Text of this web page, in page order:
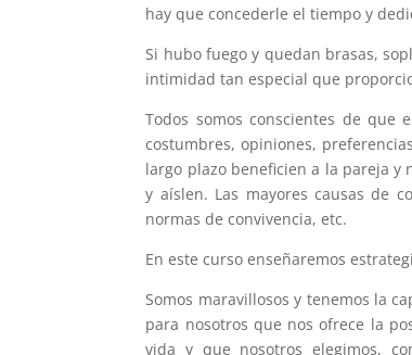
hay que concederle el tiempo y
Si hubo fuego y quedan brasas,
intimidad tan especial que
Todos somos conscientes de que
costumbres, opiniones,
largo plazo beneficien a la pareja
y aíslen. Las mayores causas de
normas de convivencia, etc.
En este curso enseñaremos
Somos maravillosos y tenemos la
para nosotros que nos ofrece la
vida y que nosotros elegimos,